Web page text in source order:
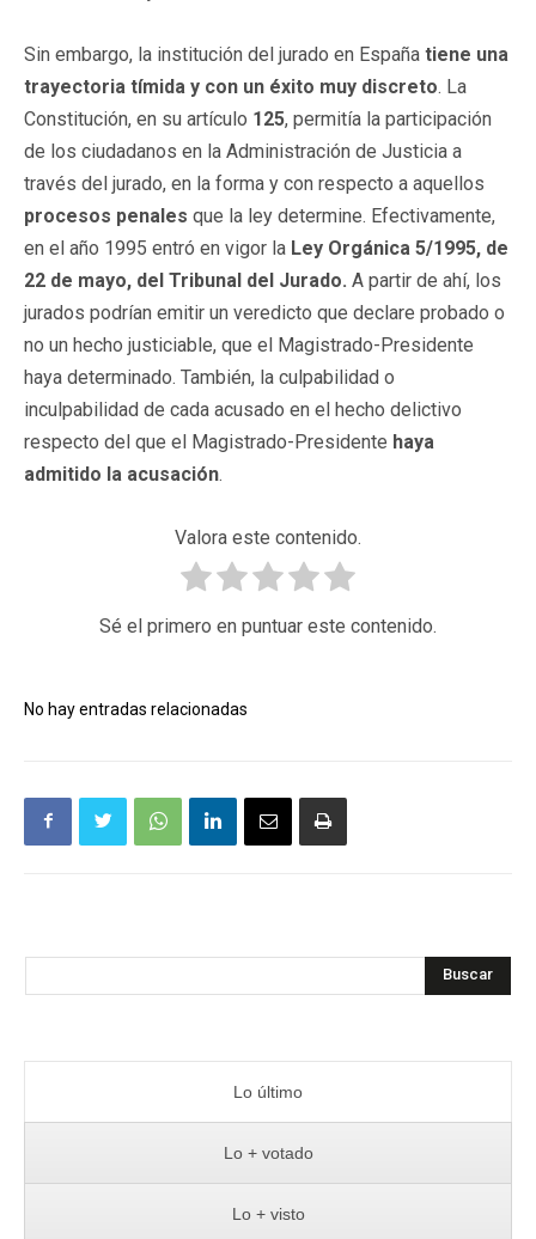
Sin embargo, la institución del jurado en España tiene una
trayectoria tímida y con un éxito muy discreto. La
Constitución, en su artículo 125, permitía la participación
de los ciudadanos en la Administración de Justicia a
través del jurado, en la forma y con respecto a aquellos
procesos penales que la ley determine. Efectivamente,
en el año 1995 entró en vigor la Ley Orgánica 5/1995, de
22 de mayo, del Tribunal del Jurado. A partir de ahí, los
jurados podrían emitir un veredicto que declare probado o
no un hecho justiciable, que el Magistrado-Presidente
haya determinado. También, la culpabilidad o
inculpabilidad de cada acusado en el hecho delictivo
respecto del que el Magistrado-Presidente haya
admitido la acusación.
Valora este contenido.
Sé el primero en puntuar este contenido.
No hay entradas relacionadas
Buscar
Lo último
Lo + votado
Lo + visto